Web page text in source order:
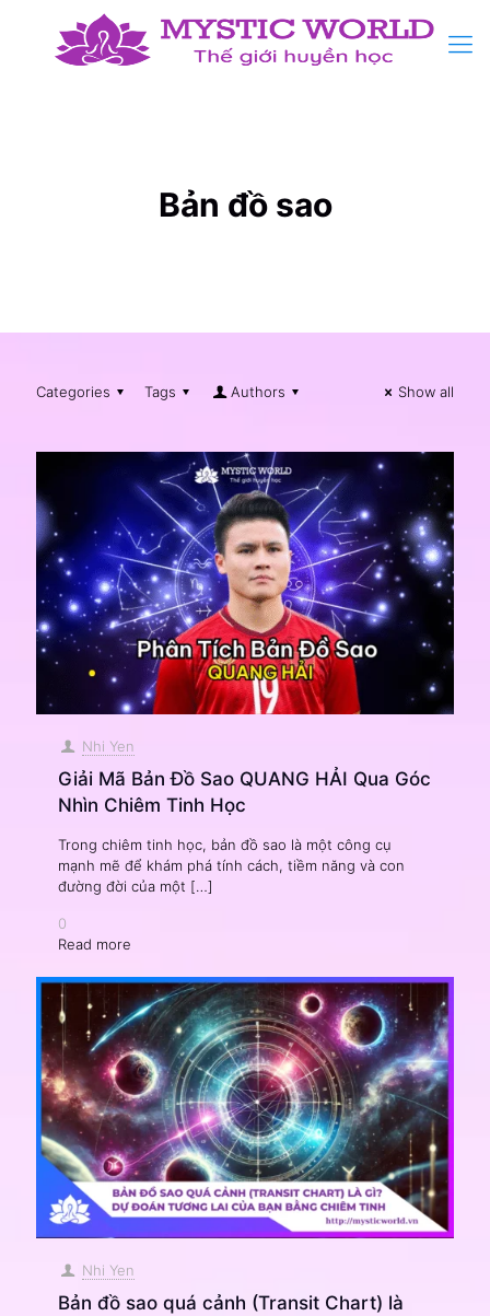
Bản đồ sao
Categories Tags Authors Show all
Nhi Yen
Giải Mã Bản Đồ Sao QUANG HẢI Qua Góc
Nhìn Chiêm Tinh Học
Trong chiêm tinh học, bản đồ sao là một công cụ
mạnh mẽ để khám phá tính cách, tiềm năng và con
đường đời của một […]
0
Read more
Nhi Yen
Bản đồ sao quá cảnh (Transit Chart) là